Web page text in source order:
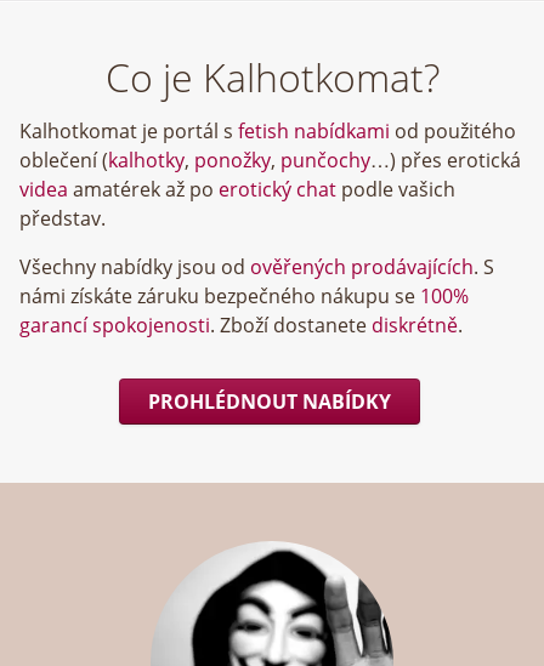
Co je Kalhotkomat?
Kalhotkomat je portál s fetish nabídkami od použitého
oblečení (kalhotky, ponožky, punčochy…) přes erotická
videa amatérek až po erotický chat podle vašich
představ.
Všechny nabídky jsou od ověřených prodávajících. S
námi získáte záruku bezpečného nákupu se 100%
garancí spokojenosti. Zboží dostanete diskrétně.
PROHLÉDNOUT NABÍDKY